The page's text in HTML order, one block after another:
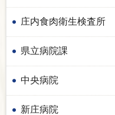
庄内食肉衛生検査所
県立病院課
中央病院
新庄病院